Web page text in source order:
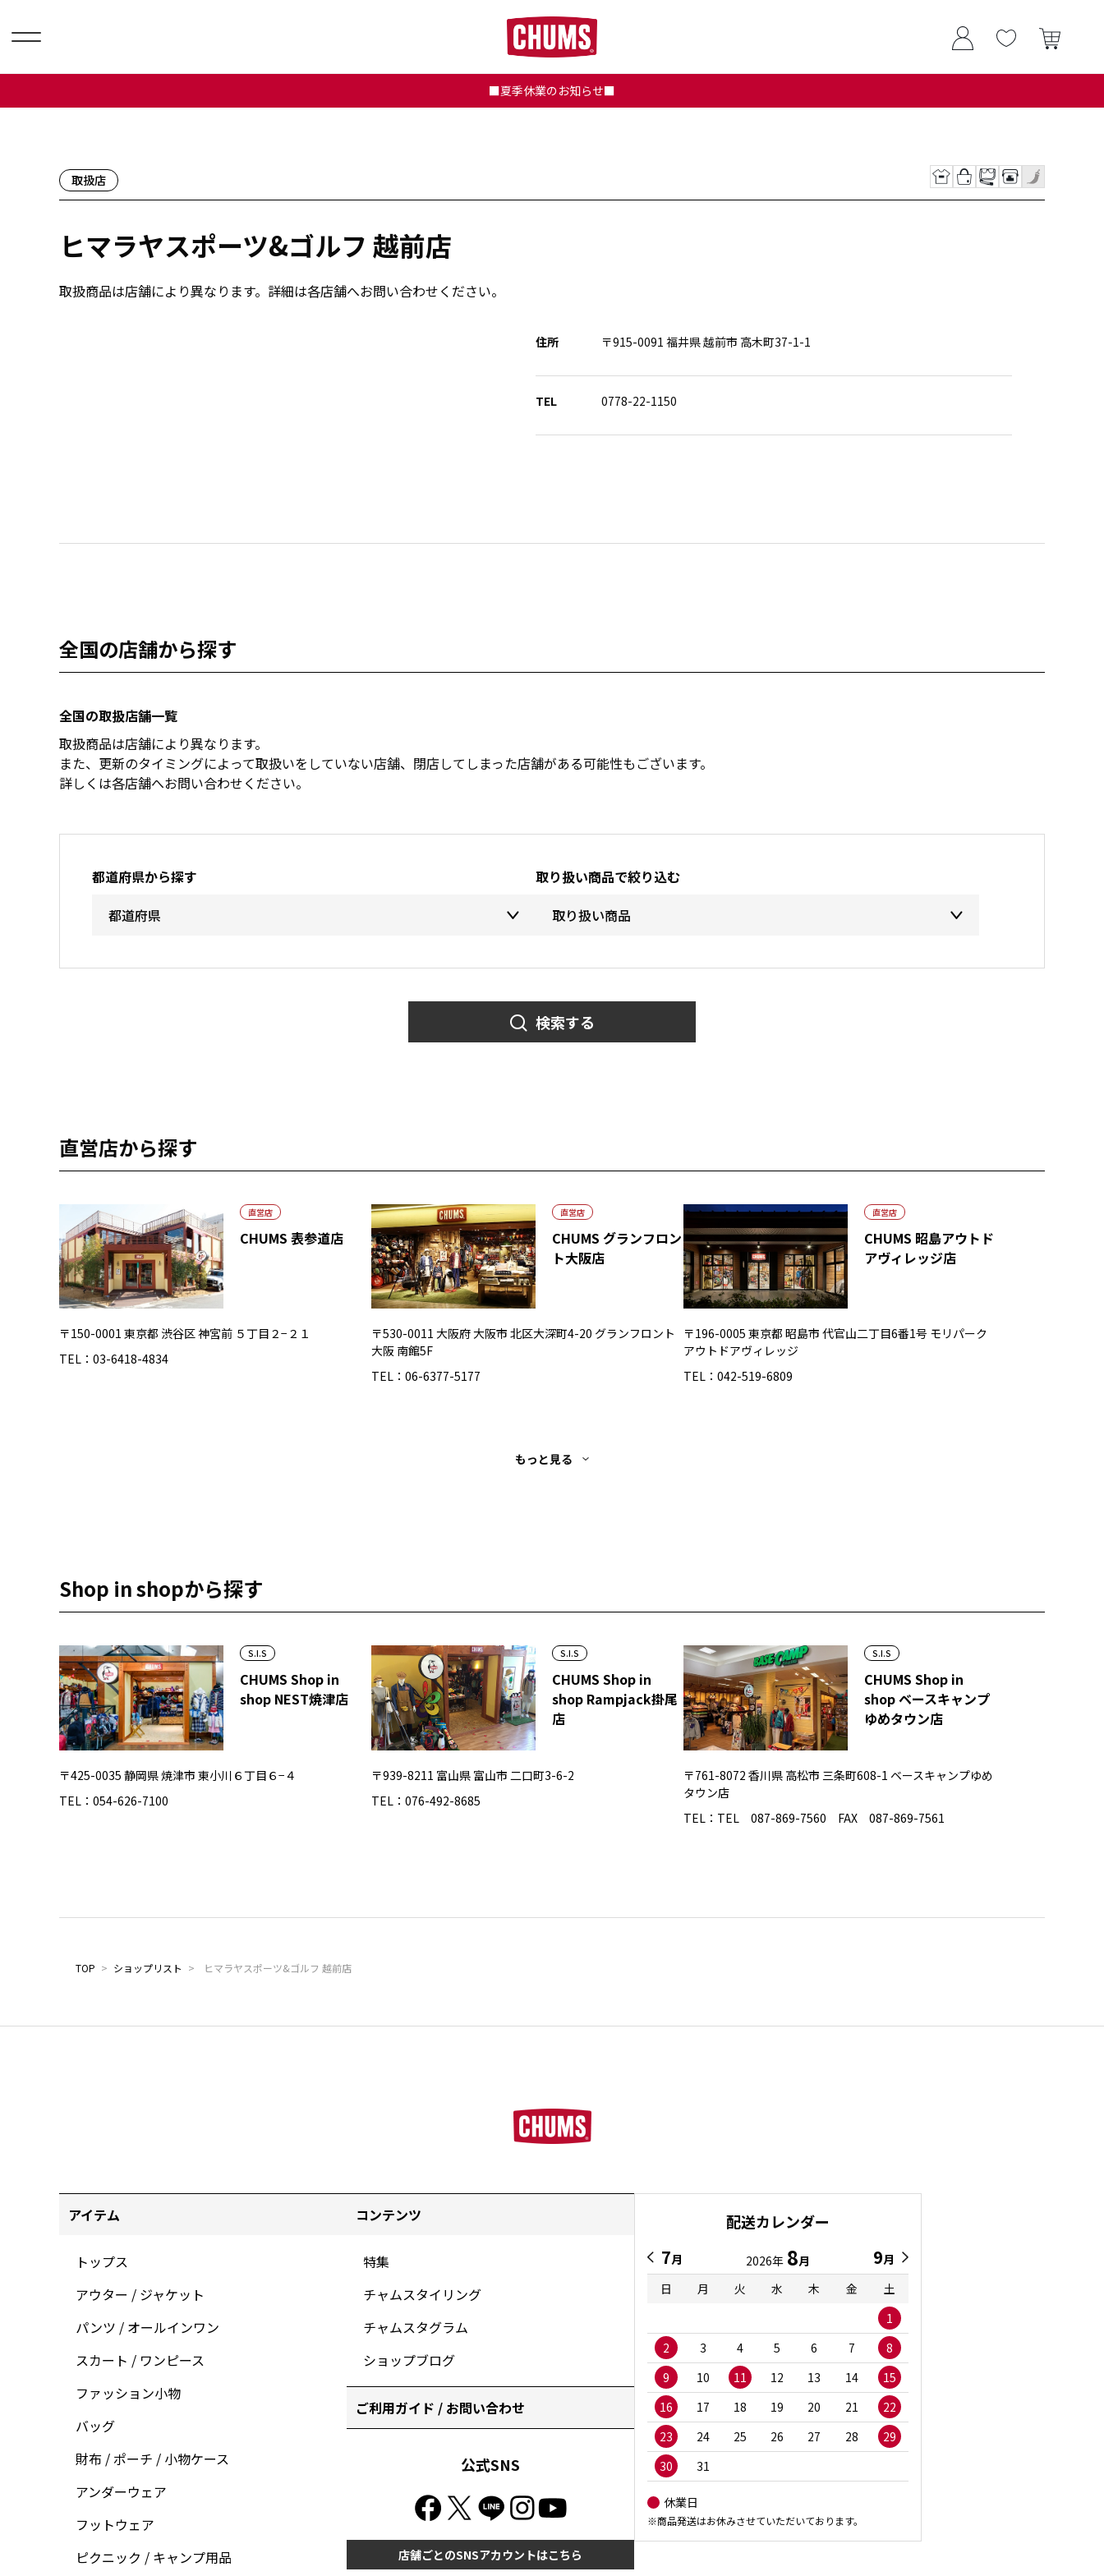
■夏季休業のお知らせ■
取扱店
ヒマラヤスポーツ&ゴルフ 越前店
取扱商品は店舗により異なります。詳細は各店舗へお問い合わせください。
住所 〒915-0091 福井県 越前市 高木町37-1-1
TEL 0778-22-1150
全国の店舗から探す
全国の取扱店舗一覧
取扱商品は店舗により異なります。
また、更新のタイミングによって取扱いをしていない店舗、閉店してしまった店舗がある可能性もございます。
詳しくは各店舗へお問い合わせください。
都道府県から探す 取り扱い商品で絞り込む
検索する
直営店から探す
直営店
CHUMS 表参道店
〒150-0001 東京都 渋谷区 神宮前 ５丁目２−２１
TEL：03-6418-4834
直営店
CHUMS グランフロン
ト大阪店
〒530-0011 大阪府 大阪市 北区大深町4-20 グランフロント
大阪 南館5F
TEL：06-6377-5177
直営店
CHUMS 昭島アウトド
アヴィレッジ店
〒196-0005 東京都 昭島市 代官山二丁目6番1号 モリパーク
アウトドアヴィレッジ
TEL：042-519-6809
もっと見る
Shop in shopから探す
S.I.S
CHUMS Shop in
shop NEST焼津店
〒425-0035 静岡県 焼津市 東小川６丁目６−４
TEL：054-626-7100
S.I.S
CHUMS Shop in
shop Rampjack掛尾
店
〒939-8211 富山県 富山市 二口町3-6-2
TEL：076-492-8685
S.I.S
CHUMS Shop in
shop ベースキャンプ
ゆめタウン店
〒761-8072 香川県 高松市 三条町608-1 ベースキャンプゆめ
タウン店
TEL：TEL 087-869-7560 FAX 087-869-7561
TOP > ショップリスト > ヒマラヤスポーツ&ゴルフ 越前店
アイテム
トップス
アウター / ジャケット
パンツ / オールインワン
スカート / ワンピース
ファッション小物
バッグ
財布 / ポーチ / 小物ケース
アンダーウェア
フットウェア
ピクニック / キャンプ用品
コンテンツ
特集
チャムスタイリング
チャムスタグラム
ショップブログ
ご利用ガイド / お問い合わせ
公式SNS
店舗ごとのSNSアカウントはこちら
配送カレンダー
7月 2026年 8月 9月
日
月 火 水 木 金
土
1
2
3 4 5 6 7
8
9
10 11 12 13 14
15
16
17 18 19 20 21
22
23
24 25 26 27 28
29
30
31
休業日
※商品発送はお休みさせていただいております。